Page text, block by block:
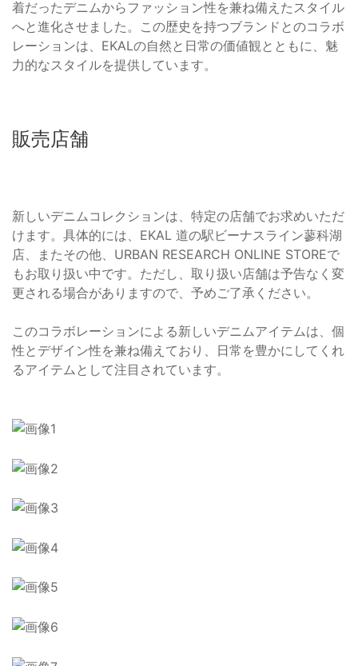
着だったデニムからファッション性を兼ね備えたスタイル
へと進化させました。この歴史を持つブランドとのコラボ
レーションは、EKALの自然と日常の価値観とともに、魅
力的なスタイルを提供しています。
販売店舗
新しいデニムコレクションは、特定の店舗でお求めいただ
けます。具体的には、EKAL 道の駅ビーナスライン蓼科湖
店、またその他、URBAN RESEARCH ONLINE STOREで
もお取り扱い中です。ただし、取り扱い店舗は予告なく変
更される場合がありますので、予めご了承ください。
このコラボレーションによる新しいデニムアイテムは、個
性とデザイン性を兼ね備えており、日常を豊かにしてくれ
るアイテムとして注目されています。